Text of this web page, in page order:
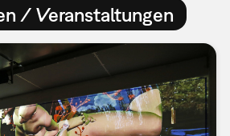
/ Veranstaltungen